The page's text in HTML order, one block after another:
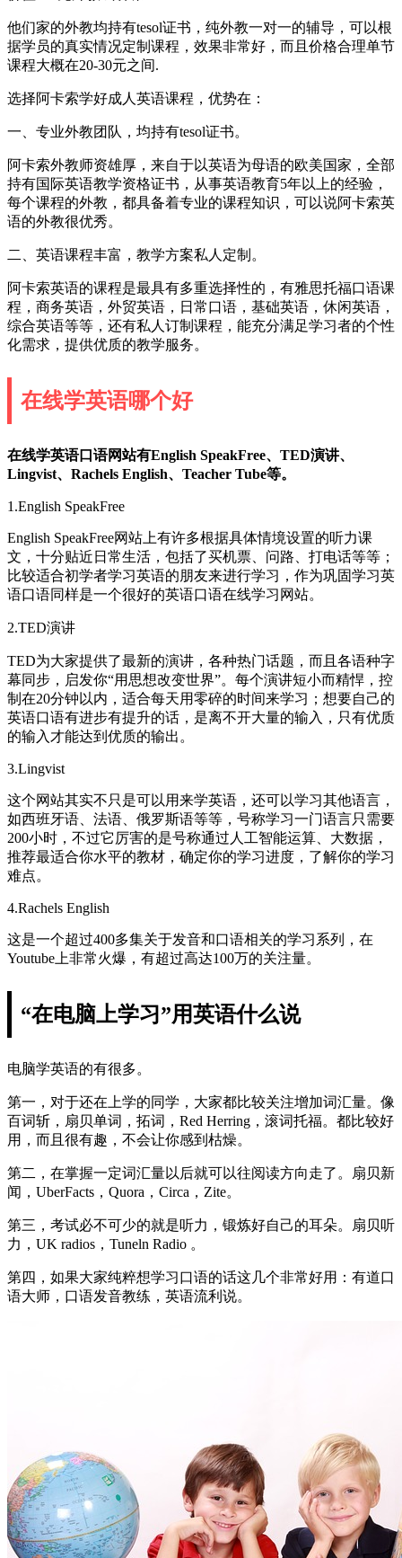
他们家的外教均持有tesol证书，纯外教一对一的辅导，可以根
据学员的真实情况定制课程，效果非常好，而且价格合理单节
课程大概在20-30元之间.
选择阿卡索学好成人英语课程，优势在：
一、专业外教团队，均持有tesol证书。
阿卡索外教师资雄厚，来自于以英语为母语的欧美国家，全部
持有国际英语教学资格证书，从事英语教育5年以上的经验，
每个课程的外教，都具备着专业的课程知识，可以说阿卡索英
语的外教很优秀。
二、英语课程丰富，教学方案私人定制。
阿卡索英语的课程是最具有多重选择性的，有雅思托福口语课
程，商务英语，外贸英语，日常口语，基础英语，休闲英语，
综合英语等等，还有私人订制课程，能充分满足学习者的个性
化需求，提供优质的教学服务。
在线学英语哪个好
在线学英语口语网站有English SpeakFree、TED演讲、
Lingvist、Rachels English、Teacher Tube等。
1.English SpeakFree
English SpeakFree网站上有许多根据具体情境设置的听力课
文，十分贴近日常生活，包括了买机票、问路、打电话等等；
比较适合初学者学习英语的朋友来进行学习，作为巩固学习英
语口语同样是一个很好的英语口语在线学习网站。
2.TED演讲
TED为大家提供了最新的演讲，各种热门话题，而且各语种字
幕同步，启发你“用思想改变世界”。每个演讲短小而精悍，控
制在20分钟以内，适合每天用零碎的时间来学习；想要自己的
英语口语有进步有提升的话，是离不开大量的输入，只有优质
的输入才能达到优质的输出。
3.Lingvist
这个网站其实不只是可以用来学英语，还可以学习其他语言，
如西班牙语、法语、俄罗斯语等等，号称学习一门语言只需要
200小时，不过它厉害的是号称通过人工智能运算、大数据，
推荐最适合你水平的教材，确定你的学习进度，了解你的学习
难点。
4.Rachels English
这是一个超过400多集关于发音和口语相关的学习系列，在
Youtube上非常火爆，有超过高达100万的关注量。
“在电脑上学习”用英语什么说
电脑学英语的有很多。
第一，对于还在上学的同学，大家都比较关注增加词汇量。像
百词斩，扇贝单词，拓词，Red Herring，滚词托福。都比较好
用，而且很有趣，不会让你感到枯燥。
第二，在掌握一定词汇量以后就可以往阅读方向走了。扇贝新
闻，UberFacts，Quora，Circa，Zite。
第三，考试必不可少的就是听力，锻炼好自己的耳朵。扇贝听
力，UK radios，Tuneln Radio 。
第四，如果大家纯粹想学习口语的话这几个非常好用：有道口
语大师，口语发音教练，英语流利说。